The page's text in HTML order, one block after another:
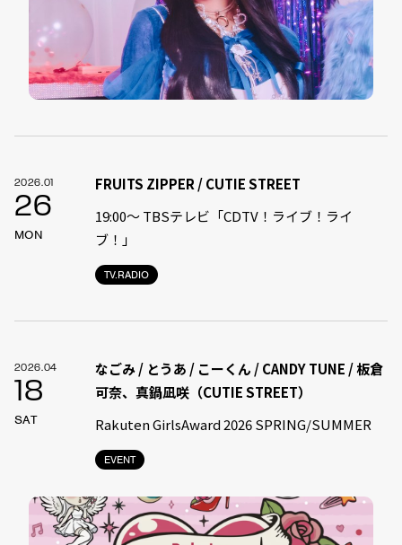
2026.01
26
MON
TV.RADIO
FRUITS ZIPPER / CUTIE STREET
19:00〜 TBSテレビ「CDTV！ライブ！ライ
ブ！」
2026.04
18
SAT
EVENT
なごみ / とうあ / こーくん / CANDY TUNE / 板倉
可奈、真鍋凪咲（CUTIE STREET）
Rakuten GirlsAward 2026 SPRING/SUMMER